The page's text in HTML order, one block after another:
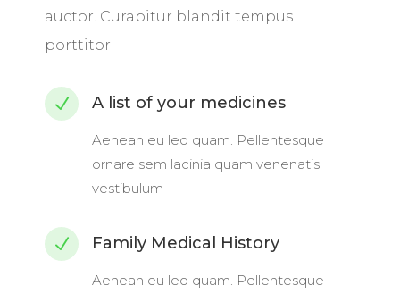
auctor. Curabitur blandit tempus
porttitor.
N A list of your medicines
Aenean eu leo quam. Pellentesque
ornare sem lacinia quam venenatis
vestibulum
N Family Medical History
Aenean eu leo quam. Pellentesque